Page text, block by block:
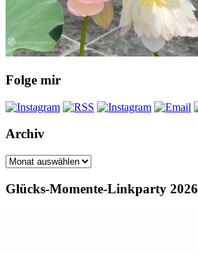
Folge mir
Archiv
Archiv
Glücks-Momente-Linkparty 2026